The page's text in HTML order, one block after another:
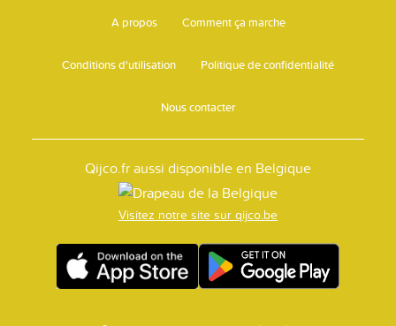
A propos Comment ça marche
Conditions d'utilisation Politique de confidentialité
Nous contacter
Qijco.fr aussi disponible en Belgique
Visitez notre site sur qijco.be